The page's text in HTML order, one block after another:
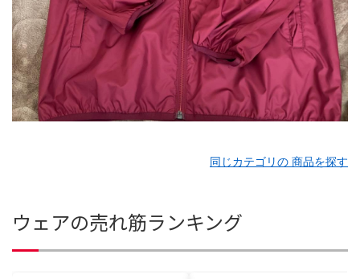
同じカテゴリの 商品を探す
ウェアの売れ筋ランキング